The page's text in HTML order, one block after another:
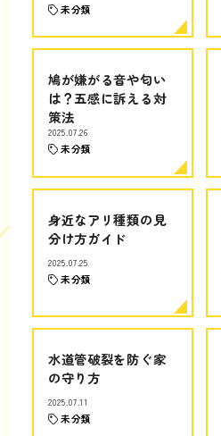
未分類
鳩が嫌がる音や匂い
は？五感に訴える対
策法
2025.07.26
未分類
身近なアリ種類の見
分け方ガイド
2025.07.25
未分類
水道管破裂を防ぐ家
の守り方
2025.07.11
未分類